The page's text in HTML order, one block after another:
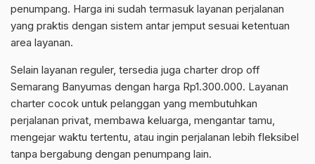
penumpang. Harga ini sudah termasuk layanan perjalanan
yang praktis dengan sistem antar jemput sesuai ketentuan
area layanan.
Selain layanan reguler, tersedia juga charter drop off
Semarang Banyumas dengan harga Rp1.300.000. Layanan
charter cocok untuk pelanggan yang membutuhkan
perjalanan privat, membawa keluarga, mengantar tamu,
mengejar waktu tertentu, atau ingin perjalanan lebih fleksibel
tanpa bergabung dengan penumpang lain.